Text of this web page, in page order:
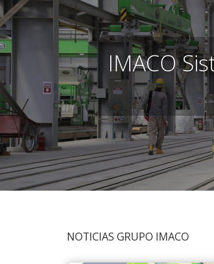
IMACO
NOTICIAS GRUPO IMACO